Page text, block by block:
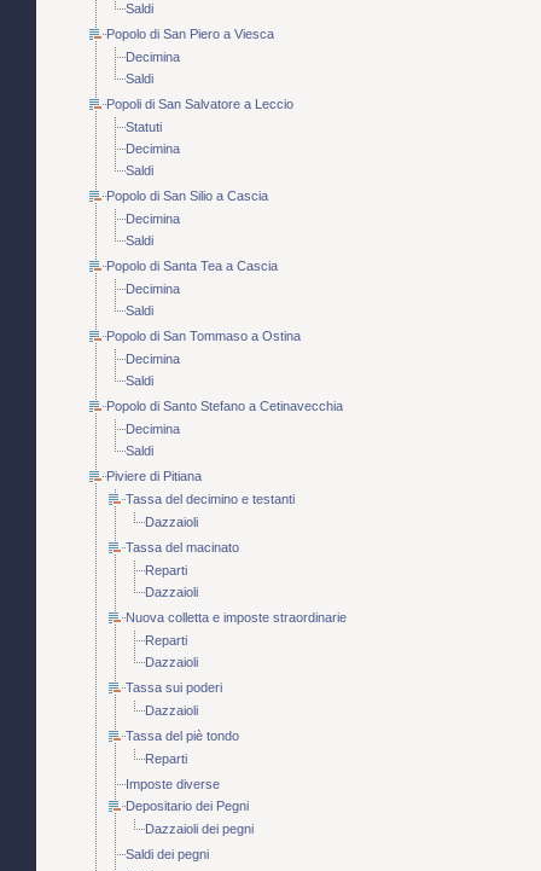
Saldi
Popolo di San Piero a Viesca
Decimina
Saldi
Popoli di San Salvatore a Leccio
Statuti
Decimina
Saldi
Popolo di San Silio a Cascia
Decimina
Saldi
Popolo di Santa Tea a Cascia
Decimina
Saldi
Popolo di San Tommaso a Ostina
Decimina
Saldi
Popolo di Santo Stefano a Cetinavecchia
Decimina
Saldi
Piviere di Pitiana
Tassa del decimino e testanti
Dazzaioli
Tassa del macinato
Reparti
Dazzaioli
Nuova colletta e imposte straordinarie
Reparti
Dazzaioli
Tassa sui poderi
Dazzaioli
Tassa del piè tondo
Reparti
Imposte diverse
Depositario dei Pegni
Dazzaioli dei pegni
Saldi dei pegni